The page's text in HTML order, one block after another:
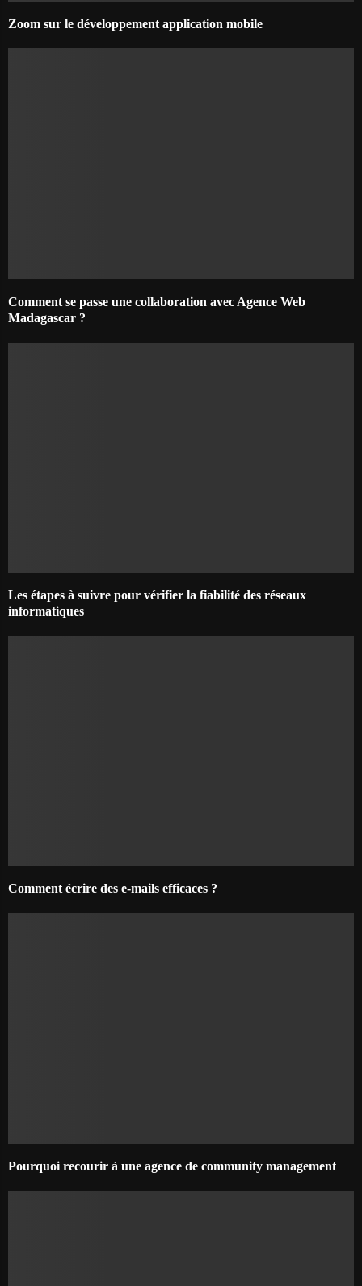
Zoom sur le développement application mobile
Comment se passe une collaboration avec Agence Web
Madagascar ?
Les étapes à suivre pour vérifier la fiabilité des réseaux
informatiques
Comment écrire des e-mails efficaces ?
Pourquoi recourir à une agence de community management